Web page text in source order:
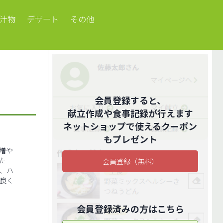
汁物 デザート その他
や
ハ
く
会員登録すると、
献立作成や食事記録が行えます
ネットショップで使えるクーポン
もプレゼント
会員登録（無料）
会員登録済みの方はこちら